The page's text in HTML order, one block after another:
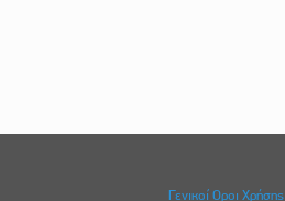
Γενικοί Οροι Χρήσης